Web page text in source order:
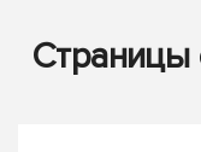
Страницы